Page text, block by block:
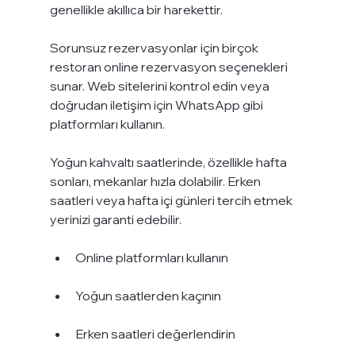
genellikle akıllıca bir harekettir.
Sorunsuz rezervasyonlar için birçok
restoran online rezervasyon seçenekleri
sunar. Web sitelerini kontrol edin veya
doğrudan iletişim için WhatsApp gibi
platformları kullanın.
Yoğun kahvaltı saatlerinde, özellikle hafta
sonları, mekanlar hızla dolabilir. Erken
saatleri veya hafta içi günleri tercih etmek
yerinizi garanti edebilir.
Online platformları kullanın
Yoğun saatlerden kaçının
Erken saatleri değerlendirin